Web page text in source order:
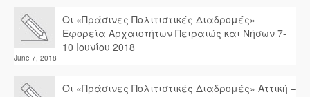
Οι «Πράσινες Πολιτιστικές Διαδρομές»
Εφορεία Αρχαιοτήτων Πειραιώς και Νήσων 7-
10 Ιουνίου 2018
June 7, 2018
Οι «Πράσινες Πολιτιστικές Διαδρομές» Αττική –